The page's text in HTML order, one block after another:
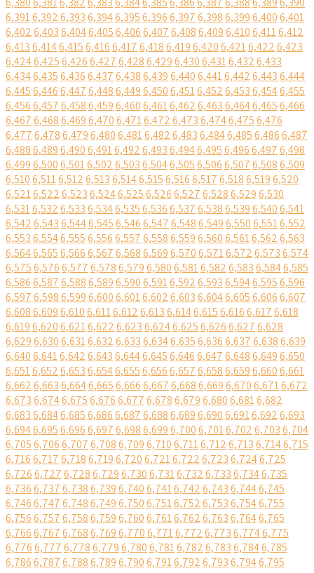
6,3916,3926,3936,3946,3956,3966,3976,3986,3996,4006,401
6,4026,4036,4046,4056,4066,4076,4086,4096,4106,4116,412
6,4136,4146,4156,4166,4176,4186,4196,4206,4216,4226,423
6,4246,4256,4266,4276,4286,4296,4306,4316,4326,433
6,4346,4356,4366,4376,4386,4396,4406,4416,4426,4436,444
6,4456,4466,4476,4486,4496,4506,4516,4526,4536,4546,455
6,4566,4576,4586,4596,4606,4616,4626,4636,4646,4656,466
6,4676,4686,4696,4706,4716,4726,4736,4746,4756,476
6,4776,4786,4796,4806,4816,4826,4836,4846,4856,4866,487
6,4886,4896,4906,4916,4926,4936,4946,4956,4966,4976,498
6,4996,5006,5016,5026,5036,5046,5056,5066,5076,5086,509
6,5106,5116,5126,5136,5146,5156,5166,5176,5186,5196,520
6,5216,5226,5236,5246,5256,5266,5276,5286,5296,530
6,5316,5326,5336,5346,5356,5366,5376,5386,5396,5406,541
6,5426,5436,5446,5456,5466,5476,5486,5496,5506,5516,552
6,5536,5546,5556,5566,5576,5586,5596,5606,5616,5626,563
6,5646,5656,5666,5676,5686,5696,5706,5716,5726,5736,574
6,5756,5766,5776,5786,5796,5806,5816,5826,5836,5846,585
6,5866,5876,5886,5896,5906,5916,5926,5936,5946,5956,596
6,5976,5986,5996,6006,6016,6026,6036,6046,6056,6066,607
6,6086,6096,6106,6116,6126,6136,6146,6156,6166,6176,618
6,6196,6206,6216,6226,6236,6246,6256,6266,6276,628
6,6296,6306,6316,6326,6336,6346,6356,6366,6376,6386,639
6,6406,6416,6426,6436,6446,6456,6466,6476,6486,6496,650
6,6516,6526,6536,6546,6556,6566,6576,6586,6596,6606,661
6,6626,6636,6646,6656,6666,6676,6686,6696,6706,6716,672
6,6736,6746,6756,6766,6776,6786,6796,6806,6816,682
6,6836,6846,6856,6866,6876,6886,6896,6906,6916,6926,693
6,6946,6956,6966,6976,6986,6996,7006,7016,7026,7036,704
6,7056,7066,7076,7086,7096,7106,7116,7126,7136,7146,715
6,7166,7176,7186,7196,7206,7216,7226,7236,7246,725
6,7266,7276,7286,7296,7306,7316,7326,7336,7346,735
6,7366,7376,7386,7396,7406,7416,7426,7436,7446,745
6,7466,7476,7486,7496,7506,7516,7526,7536,7546,755
6,7566,7576,7586,7596,7606,7616,7626,7636,7646,765
6,7666,7676,7686,7696,7706,7716,7726,7736,7746,775
6,7766,7776,7786,7796,7806,7816,7826,7836,7846,785
6,7866,7876,7886,7896,7906,7916,7926,7936,7946,795